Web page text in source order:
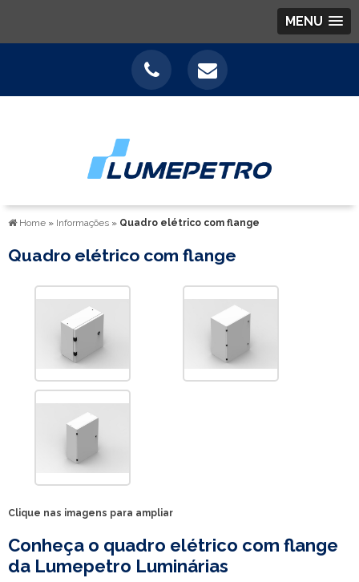
MENU
Home » Informações » Quadro elétrico com flange
Quadro elétrico com flange
Clique nas imagens para ampliar
Conheça o quadro elétrico com flange
da Lumepetro Luminárias